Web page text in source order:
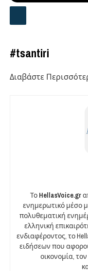
#tsantiri
Διαβάστε
Το HellasVoice.gr
ενημερωτικό μέσο
πολυθεματική
ελληνική
ενδιαφέροντος, το
ειδήσεων που
οικονομία,